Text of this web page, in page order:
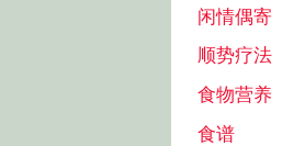
闲情偶寄
顺势疗法
食物营养
食谱